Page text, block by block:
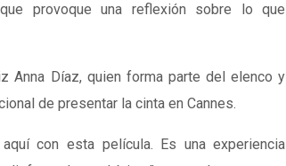
provoque una reflexión sobre lo que
Anna Díaz, quien forma parte del elenco y
de presentar la cinta en Cannes.
con esta película. Es una experiencia